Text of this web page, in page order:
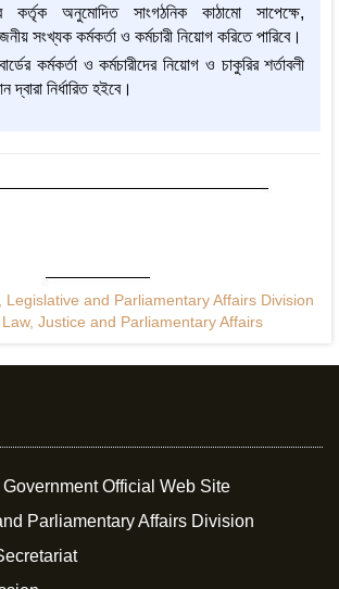
কর্তৃক অনুমোদিত সাংগঠনিক কাঠামো সাপেক্ষে,
সংখ্যক কর্মকর্তা ও কর্মচারী নিয়োগ করিতে পারিবে।
কর্মকর্তা ও কর্মচারীদের নিয়োগ ও চাকুরির শর্তাবলী
দ্বারা নির্ধারিত হইবে।
and Parliamentary Affairs Division
Justice and Parliamentary Affairs
Official Web Site
Parliamentary Affairs Division